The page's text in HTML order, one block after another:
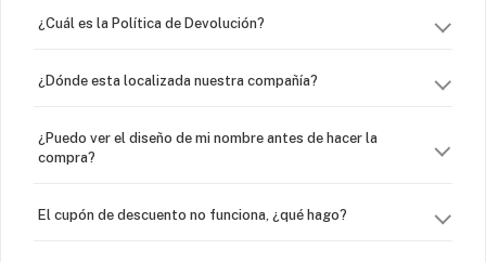
¿Cuál es la Política de Devolución?
¿Dónde esta localizada nuestra compañía?
¿Puedo ver el diseño de mi nombre antes de hacer la
compra?
El cupón de descuento no funciona, ¿qué hago?